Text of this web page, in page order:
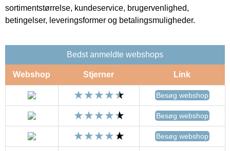
sortimentstørrelse, kundeservice, brugervenlighed,
betingelser, leveringsformer og betalingsmuligheder.
Bedst anmeldte webshops
Webshop Stjerner Link
Besøg webshop
Besøg webshop
Besøg webshop